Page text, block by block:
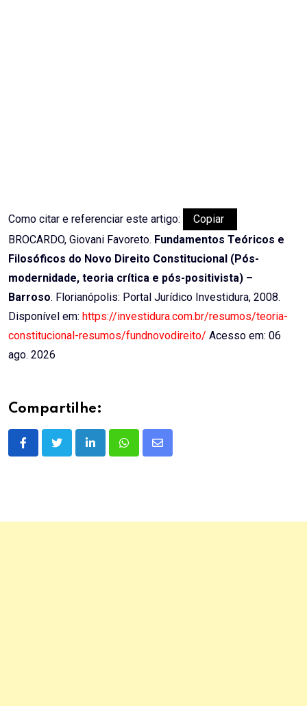
Como citar e referenciar este artigo:
Copiar
BROCARDO, Giovani Favoreto. Fundamentos Teóricos e
Filosóficos do Novo Direito Constitucional (Pós-
modernidade, teoria crítica e pós-positivista) –
Barroso. Florianópolis: Portal Jurídico Investidura, 2008.
Disponível em: https://investidura.com.br/resumos/teoria-
constitucional-resumos/fundnovodireito/ Acesso em: 06
ago. 2026
Compartilhe:
LinkedInWhatsappShare